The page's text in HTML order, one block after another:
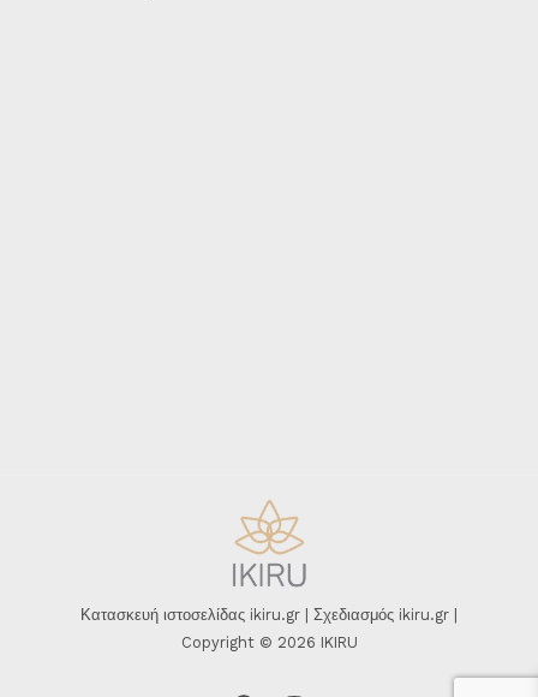
Κατασκευή ιστοσελίδας ikiru.gr | Σχεδιασμός ikiru.gr |
Copyright © 2026 IKIRU